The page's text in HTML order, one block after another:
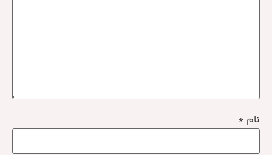
نام *